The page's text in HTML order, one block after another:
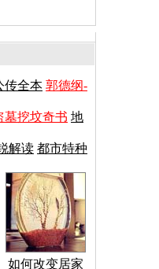
传全本 郭德纲-
墓挖坟奇书 地
解读 都市特种
如何改变居家